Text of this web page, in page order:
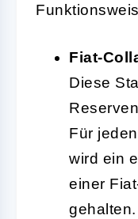
Fiat-
Diese
Für
wird ein
einer